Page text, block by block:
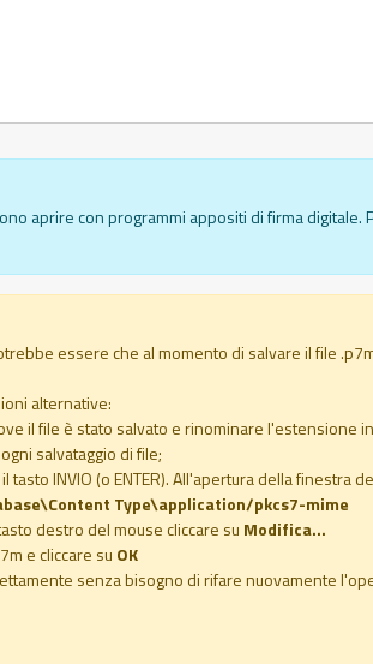
aprire con programmi appositi di firma digitale.
essere che al momento di salvare il file
alternative:
il file è stato salvato e rinominare l'estensione
salvataggio di file;
INVIO (o ENTER). All'apertura della finestra
Type\application/pkcs7-mime
destro del mouse cliccare su Modifica...
e cliccare su OK
senza bisogno di rifare nuovamente